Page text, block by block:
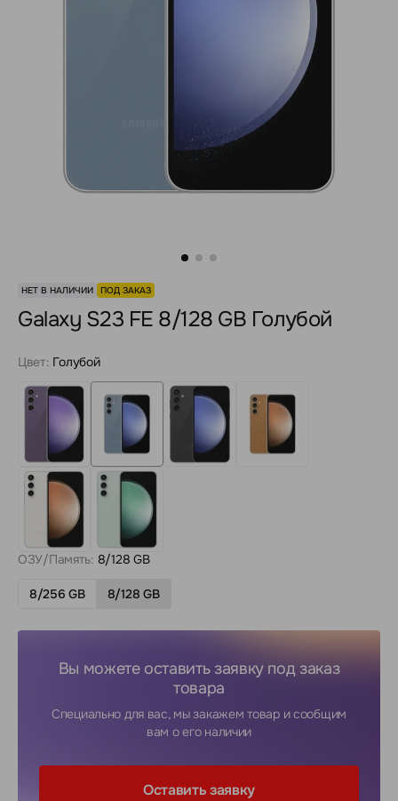
НЕТ В НАЛИЧИИ ПОД ЗАКАЗ
Galaxy S23 FE 8/128 GB Голубой
Цвет: Голубой
ОЗУ/Память: 8/128 GB
8/256 GB 8/128 GB
Вы можете оставить заявку под заказ
товара
Специально для вас, мы закажем товар и сообщим
вам о его наличии
Оставить заявку